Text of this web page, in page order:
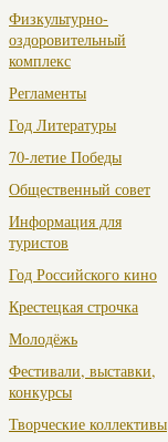
Физкультурно-
оздоровительный
комплекс
Регламенты
Год Литературы
70-летие Победы
Общественный совет
Информация для
туристов
Год Российского кино
Крестецкая строчка
Молодёжь
Фестивали, выставки,
конкурсы
Творческие коллективы